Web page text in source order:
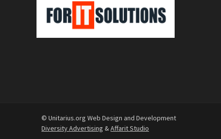
© Unitarius.org Web Design and Development
Diversity Advertising &Affarit Studio